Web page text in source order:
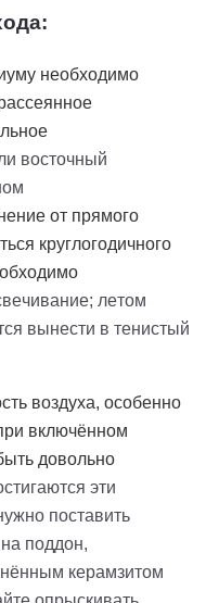
необходимо
восточный
от прямого
круглогодичного
летом
вынести в тенистый
воздуха, особенно
включённом
довольно
эти
поставить
поддон,
керамзитом